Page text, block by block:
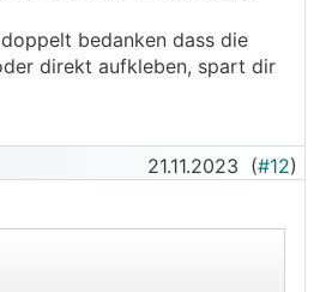
bedanken dass die
direkt aufkleben, spart dir
21.11.2023 (#12)